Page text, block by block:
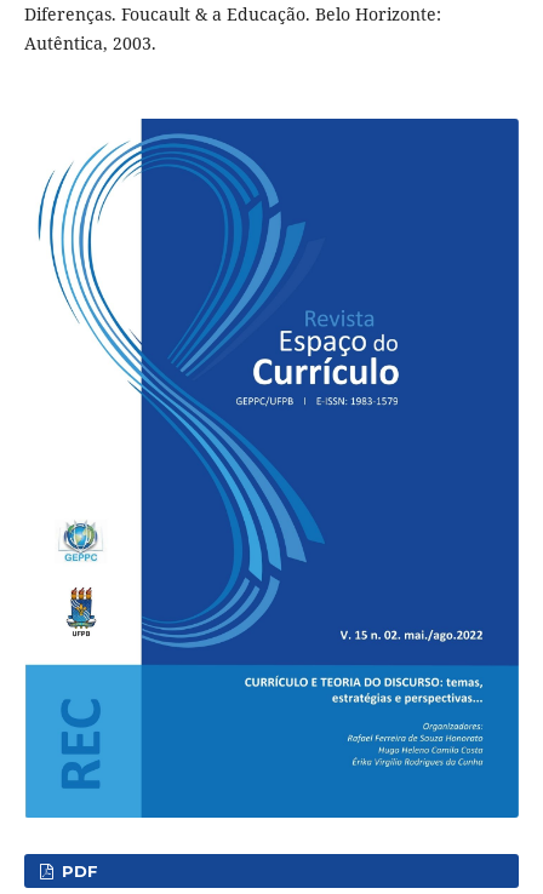
Diferenças. Foucault & a Educação. Belo Horizonte:
Autêntica, 2003.
PDF